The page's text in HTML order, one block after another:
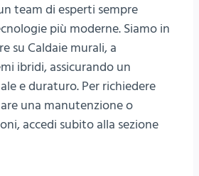
team di esperti sempre
più moderne. Siamo in
su Caldaie murali, a
ibridi, assicurando un
e duraturo. Per richiedere
una manutenzione o
accedi subito alla sezione